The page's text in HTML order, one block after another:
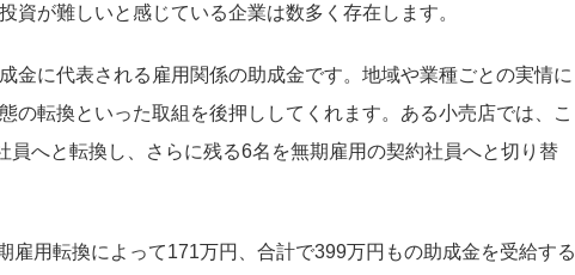
が難しいと感じている企業は数多く存在します。
金に代表される雇用関係の助成金です。地域や業種ごとの実情に
の転換といった取組を後押ししてくれます。ある小売店では、こ
へと転換し、さらに残る6名を無期雇用の契約社員へと切り替
用転換によって171万円、合計で399万円もの助成金を受給する